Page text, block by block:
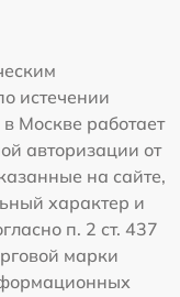
истечении
Москве работает
авторизации от
на сайте,
характер и
п. 2 ст. 437
марки